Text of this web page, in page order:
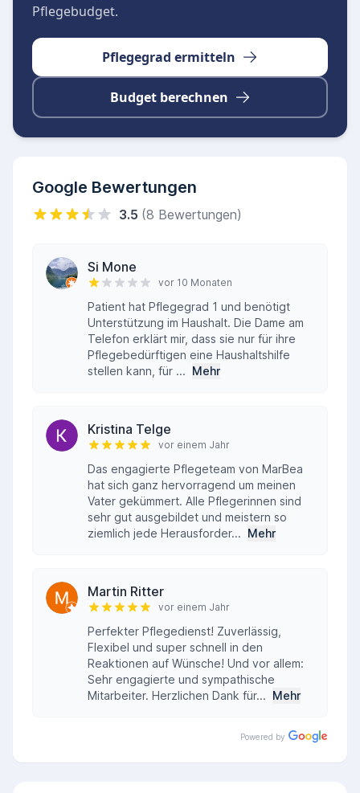
Pflegebudget.
Pflegegrad ermitteln
Budget berechnen
Google Bewertungen
3.5 (8 Bewertungen)
Si Mone
vor 10 Monaten
Patient hat Pflegegrad 1 und benötigt
Unterstützung im Haushalt. Die Dame am
Telefon erklärt mir, dass sie nur für ihre
Pflegebedürftigen eine Haushaltshilfe
stellen kann, für ... Mehr
Kristina Telge
vor einem Jahr
Das engagierte Pflegeteam von MarBea
hat sich ganz hervorragend um meinen
Vater gekümmert. Alle Pflegerinnen sind
sehr gut ausgebildet und meistern so
ziemlich jede Herausforder... Mehr
Martin Ritter
vor einem Jahr
Perfekter Pflegedienst! Zuverlässig,
Flexibel und super schnell in den
Reaktionen auf Wünsche! Und vor allem:
Sehr engagierte und sympathische
Mitarbeiter. Herzlichen Dank für... Mehr
Powered by